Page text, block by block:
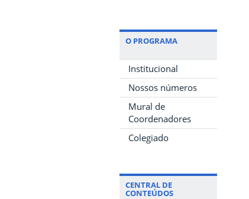
O PROGRAMA
Institucional
Nossos números
Mural de
Coordenadores
Colegiado
CENTRAL DE
CONTEÚDOS